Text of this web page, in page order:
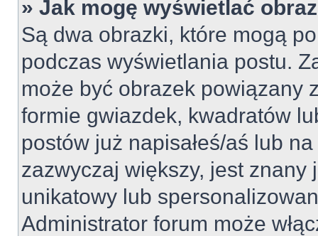
» Jak mogę wyświetlać
Są dwa obrazki, które mogą
podczas wyświetlania postu.
może być obrazek powiązany
formie gwiazdek, kwadratów
postów już napisałeś/aś lub
zazwyczaj większy, jest
unikatowy lub
Administrator forum może